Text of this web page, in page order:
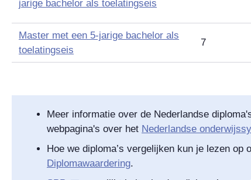
jarige bachelor als toelatingseis
Master met een 5-jarige bachelor als
toelatingseis
7
Meer informatie over de Nederlandse
webpagina's over het Nederlandse
Hoe we diploma’s vergelijken kun je lezen op
Diplomawaardering.